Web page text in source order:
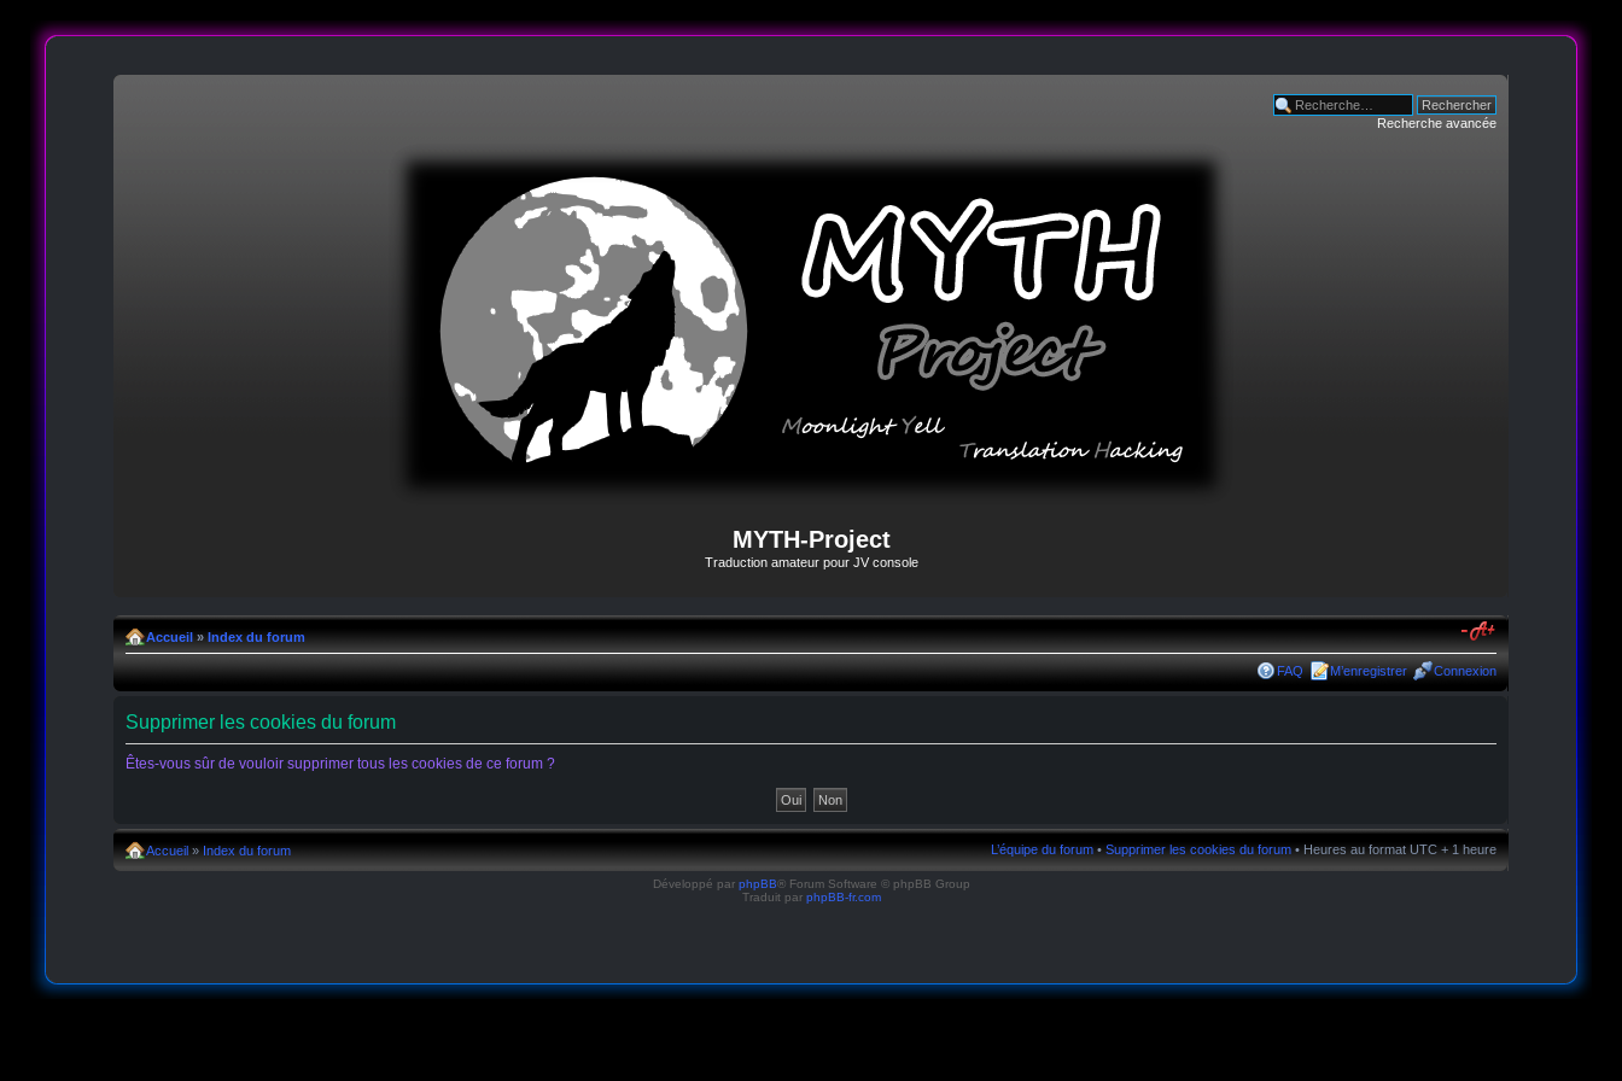
Recherche avancée
MYTH-Project
Traduction amateur pour JV console
Accueil» Index du forum
FAQ M’enregistrer Connexion
Supprimer les cookies du forum
Êtes-vous sûr de vouloir supprimer tous les cookies de ce forum ?
Accueil» Index du forum L’équipe du forum •Supprimer les cookies du forum • Heures au format UTC + 1 heure
Développé par phpBB® Forum Software © phpBB Group
Traduit par phpBB-fr.com